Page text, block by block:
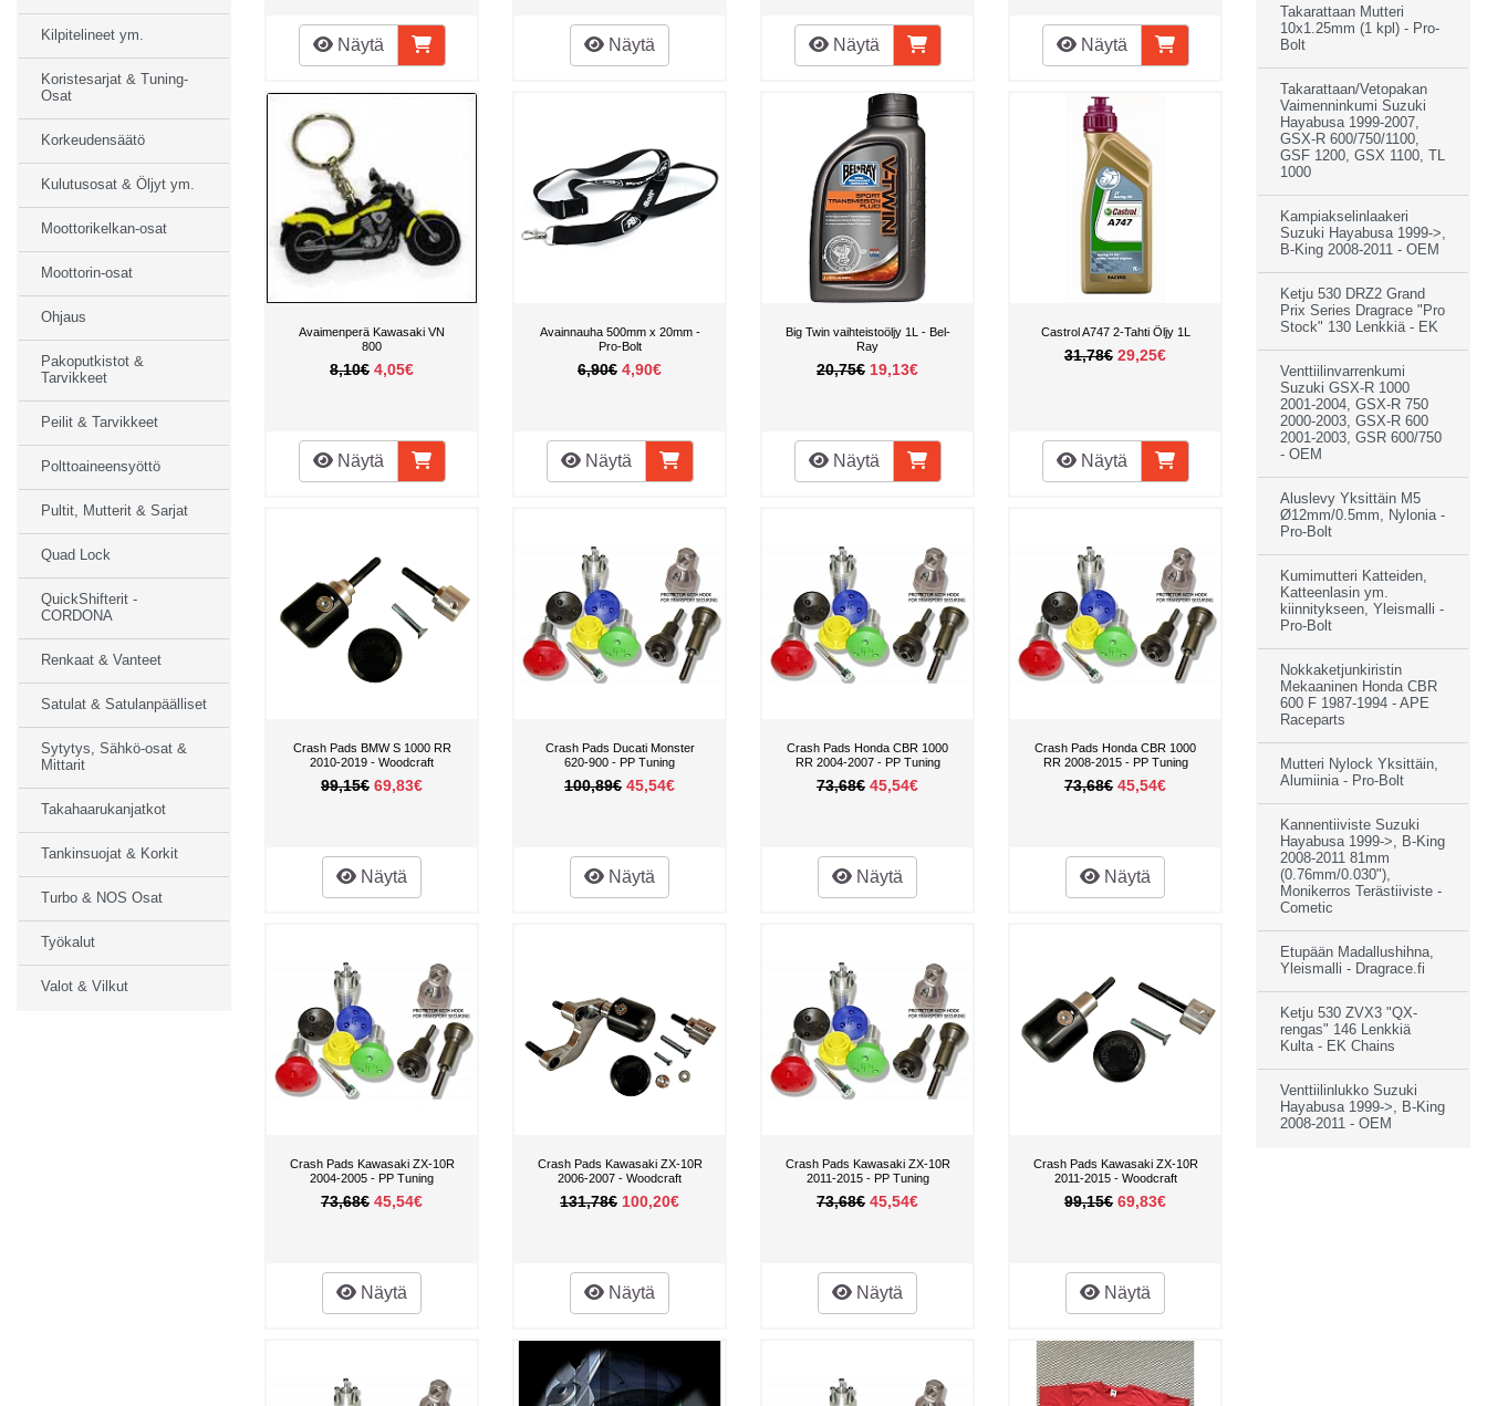
Näytä Näytä Näytä Näytä
Avaimenperä Kawasaki VN
800
8,10€ 4,05€
Näytä
Avainnauha 500mm x 20mm -
Pro-Bolt
6,90€ 4,90€
Näytä
Big Twin vaihteistoöljy 1L - Bel-
Ray
20,75€ 19,13€
Näytä
Castrol A747 2-Tahti Öljy 1L
31,78€ 29,25€
Näytä
Crash Pads BMW S 1000 RR
2010-2019 - Woodcraft
99,15€ 69,83€
Näytä
Crash Pads Ducati Monster
620-900 - PP Tuning
100,89€ 45,54€
Näytä
Crash Pads Honda CBR 1000
RR 2004-2007 - PP Tuning
73,68€ 45,54€
Näytä
Crash Pads Honda CBR 1000
RR 2008-2015 - PP Tuning
73,68€ 45,54€
Näytä
Crash Pads Kawasaki ZX-10R
2004-2005 - PP Tuning
73,68€ 45,54€
Näytä
Crash Pads Kawasaki ZX-10R
2006-2007 - Woodcraft
131,78€ 100,20€
Näytä
Crash Pads Kawasaki ZX-10R
2011-2015 - PP Tuning
73,68€ 45,54€
Näytä
Crash Pads Kawasaki ZX-10R
2011-2015 - Woodcraft
99,15€ 69,83€
Näytä
Kilpitelineet ym.
Koristesarjat & Tuning-
Osat
Korkeudensäätö
Kulutusosat & Öljyt ym.
Moottorikelkan-osat
Moottorin-osat
Ohjaus
Pakoputkistot &
Tarvikkeet
Peilit & Tarvikkeet
Polttoaineensyöttö
Pultit, Mutterit & Sarjat
Quad Lock
QuickShifterit -
CORDONA
Renkaat & Vanteet
Satulat & Satulanpäälliset
Sytytys, Sähkö-osat &
Mittarit
Takahaarukanjatkot
Tankinsuojat & Korkit
Turbo & NOS Osat
Työkalut
Valot & Vilkut
Takarattaan Mutteri
10x1.25mm (1 kpl) - Pro-
Bolt
Takarattaan/Vetopakan
Vaimenninkumi Suzuki
Hayabusa 1999-2007,
GSX-R 600/750/1100,
GSF 1200, GSX 1100, TL
1000
Kampiakselinlaakeri
Suzuki Hayabusa 1999->,
B-King 2008-2011 - OEM
Ketju 530 DRZ2 Grand
Prix Series Dragrace "Pro
Stock" 130 Lenkkiä - EK
Venttiilinvarrenkumi
Suzuki GSX-R 1000
2001-2004, GSX-R 750
2000-2003, GSX-R 600
2001-2003, GSR 600/750
- OEM
Aluslevy Yksittäin M5
Ø12mm/0.5mm, Nylonia -
Pro-Bolt
Kumimutteri Katteiden,
Katteenlasin ym.
kiinnitykseen, Yleismalli -
Pro-Bolt
Nokkaketjunkiristin
Mekaaninen Honda CBR
600 F 1987-1994 - APE
Raceparts
Mutteri Nylock Yksittäin,
Alumiinia - Pro-Bolt
Kannentiiviste Suzuki
Hayabusa 1999->, B-King
2008-2011 81mm
(0.76mm/0.030"),
Monikerros Terästiiviste -
Cometic
Etupään Madallushihna,
Yleismalli - Dragrace.fi
Ketju 530 ZVX3 "QX-
rengas" 146 Lenkkiä
Kulta - EK Chains
Venttiilinlukko Suzuki
Hayabusa 1999->, B-King
2008-2011 - OEM